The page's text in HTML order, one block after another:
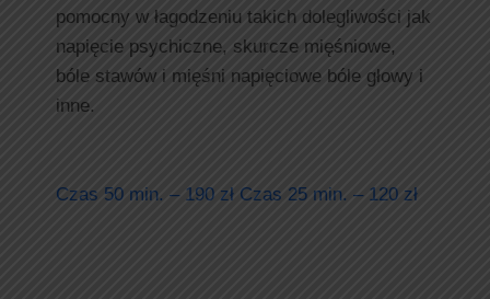
pomocny w łagodzeniu takich dolegliwości jak
napięcie psychiczne, skurcze mięśniowe,
bóle stawów i mięśni napięciowe bóle głowy i
inne.
Czas 50 min. – 190 zł Czas 25 min. – 120 zł